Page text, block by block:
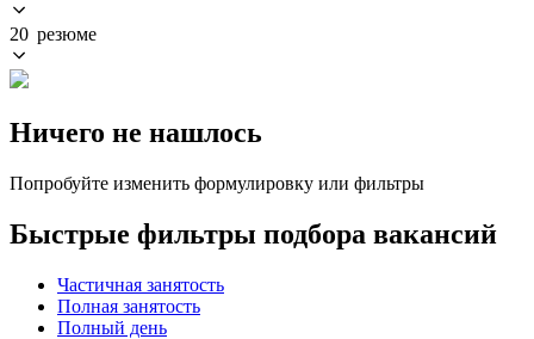
20 резюме
Ничего не нашлось
Попробуйте изменить формулировку или фильтры
Быстрые фильтры подбора вакансий
Частичная занятость
Полная занятость
Полный день